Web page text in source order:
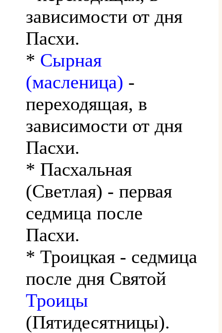
зависимости от дня
Пасхи.
* Сырная
(масленица) -
переходящая, в
зависимости от дня
Пасхи.
* Пасхальная
(Светлая) - первая
седмица после
Пасхи.
* Троицкая - седмица
после дня Святой
Троицы
(Пятидесятницы).